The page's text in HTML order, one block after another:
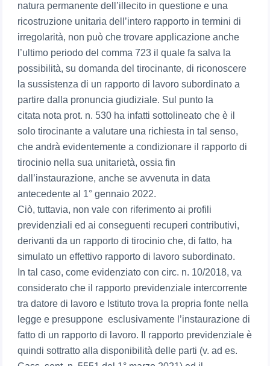
natura permanente dell’illecito in questione e una
ricostruzione unitaria dell’intero rapporto in termini di
irregolarità, non può che trovare applicazione anche
l’ultimo periodo del comma 723 il quale fa salva la
possibilità, su domanda del tirocinante, di riconoscere
la sussistenza di un rapporto di lavoro subordinato a
partire dalla pronuncia giudiziale. Sul punto la
citata nota prot. n. 530 ha infatti sottolineato che è il
solo tirocinante a valutare una richiesta in tal senso,
che andrà evidentemente a condizionare il rapporto di
tirocinio nella sua unitarietà, ossia fin
dall’instaurazione, anche se avvenuta in data
antecedente al 1° gennaio 2022.
Ciò, tuttavia, non vale con riferimento ai profili
previdenziali ed ai conseguenti recuperi contributivi,
derivanti da un rapporto di tirocinio che, di fatto, ha
simulato un effettivo rapporto di lavoro subordinato.
In tal caso, come evidenziato con circ. n. 10/2018, va
considerato che il rapporto previdenziale intercorrente
tra datore di lavoro e Istituto trova la propria fonte nella
legge e presuppone esclusivamente l’instaurazione di
fatto di un rapporto di lavoro. Il rapporto previdenziale è
quindi sottratto alla disponibilità delle parti (v. ad es.